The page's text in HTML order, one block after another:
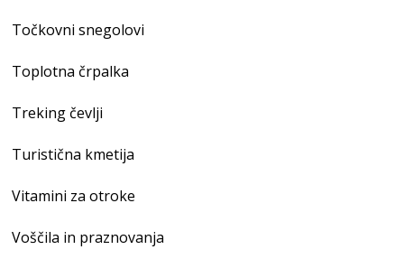
Točkovni snegolovi
Toplotna črpalka
Treking čevlji
Turistična kmetija
Vitamini za otroke
Voščila in praznovanja